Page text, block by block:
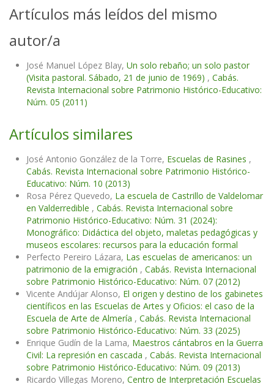
Artículos más leídos del mismo
autor/a
José Manuel López Blay, Un solo rebaño; un solo pastor
(Visita pastoral. Sábado, 21 de junio de 1969) , Cabás.
Revista Internacional sobre Patrimonio Histórico-Educativo:
Núm. 05 (2011)
Artículos similares
José Antonio González de la Torre, Escuelas de Rasines ,
Cabás. Revista Internacional sobre Patrimonio Histórico-
Educativo: Núm. 10 (2013)
Rosa Pérez Quevedo, La escuela de Castrillo de Valdelomar
en Valderredible , Cabás. Revista Internacional sobre
Patrimonio Histórico-Educativo: Núm. 31 (2024):
Monográfico: Didáctica del objeto, maletas pedagógicas y
museos escolares: recursos para la educación formal
Perfecto Pereiro Lázara, Las escuelas de americanos: un
patrimonio de la emigración , Cabás. Revista Internacional
sobre Patrimonio Histórico-Educativo: Núm. 07 (2012)
Vicente Andújar Alonso, El origen y destino de los gabinetes
científicos en las Escuelas de Artes y Oficios: el caso de la
Escuela de Arte de Almería , Cabás. Revista Internacional
sobre Patrimonio Histórico-Educativo: Núm. 33 (2025)
Enrique Gudín de la Lama, Maestros cántabros en la Guerra
Civil: La represión en cascada , Cabás. Revista Internacional
sobre Patrimonio Histórico-Educativo: Núm. 09 (2013)
Ricardo Villegas Moreno, Centro de Interpretación Escuelas